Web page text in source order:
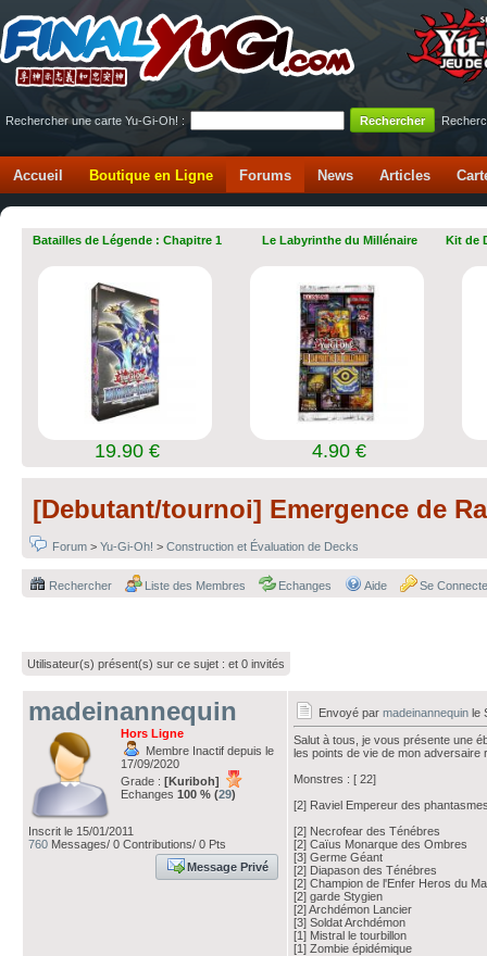
Rechercher une carte Yu-Gi-Oh! :
Accueil Boutique en Ligne Forums News Articles
Batailles de Légende : Chapitre 1
19.90 €
Le Labyrinthe du Millénaire
4.90 €
Kit de
[Debutant/tournoi] Emergence de
Forum > Yu-Gi-Oh! > Construction et Évaluation de Decks
Rechercher Liste des Membres Echanges Aide Se
Utilisateur(s) présent(s) sur ce sujet : et 0 invités
madeinannequin
Hors Ligne
Membre Inactif depuis le
17/09/2020
Grade : [Kuriboh]
Echanges 100 % (29)
Inscrit le 15/01/2011
760 Messages/ 0 Contributions/ 0 Pts
Message Privé
Envoyé par madeinannequin le
Salut à tous, je vous présente une
les points de vie de mon adversaire
Monstres : [ 22]
[2] Raviel Empereur des
[2] Necrofear des Ténébres
[2] Caïus Monarque des Ombres
[3] Germe Géant
[2] Diapason des Ténébres
[2] Champion de l'Enfer Heros du
[2] garde Stygien
[2] Archdémon Lancier
[3] Soldat Archdémon
[1] Mistral le tourbillon
[1] Zombie épidémique